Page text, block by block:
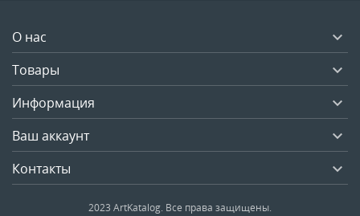
О нас 
Товары 
Информация 
Ваш аккаунт 
Контакты 
2023 ArtKatalog. Все права защищены.